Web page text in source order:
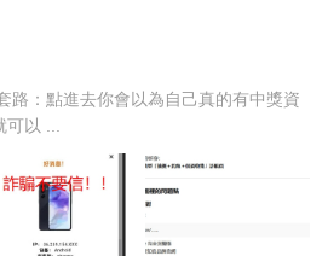
路：點進去你會以為自己真的有中獎資
以 ...